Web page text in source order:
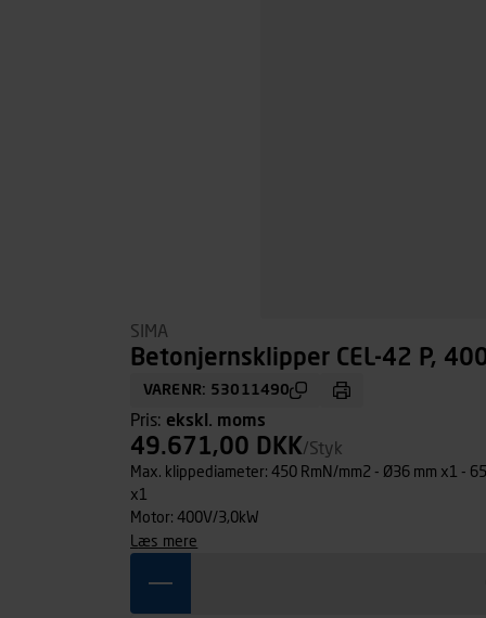
SIMA
Betonjernsklipper CEL-42 P,
VARENR: 53011490
Pris: ekskl. moms
49.671,00 DKK/Styk
Max. klippediameter: 450 RmN/mm2 - Ø36 mm x1 -
x1
Motor: 400V/3,0kW
læs mere